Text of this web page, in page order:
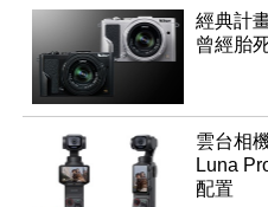
經典計
曾經胎
雲台相
Luna
配置